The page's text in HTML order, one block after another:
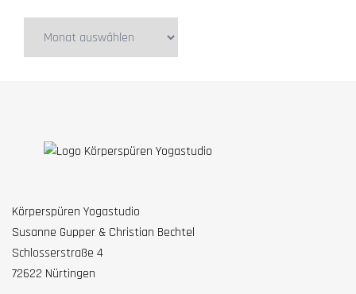
Körperspüren Yogastudio
Susanne Gupper & Christian Bechtel
Schlosserstraße 4
72622 Nürtingen